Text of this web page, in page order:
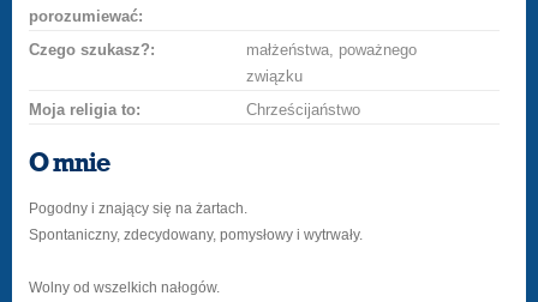
porozumiewać:
Czego szukasz?:
małżeństwa, poważnego
związku
Moja religia to:
Chrześcijaństwo
O mnie
Pogodny i znający się na żartach.
Spontaniczny, zdecydowany, pomysłowy i wytrwały.
Wolny od wszelkich nałogów.